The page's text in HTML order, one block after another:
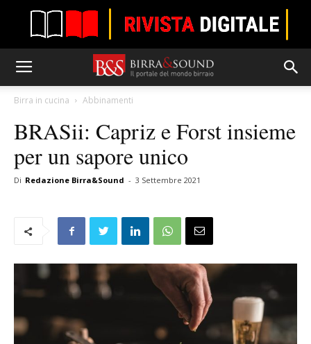
Birra in cucina Abbinamenti
BRASii: Capriz e Forst insieme
per un sapore unico
Di Redazione Birra&Sound - 3 Settembre 2021